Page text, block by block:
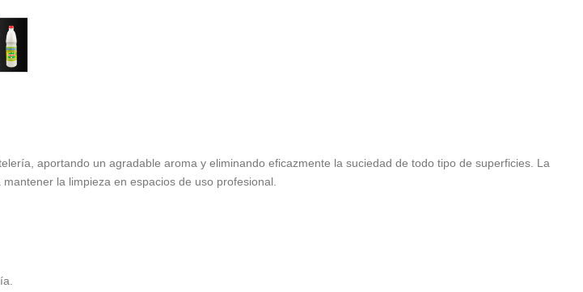
aportando un agradable aroma y eliminando eficazmente la suciedad de todo tipo de superficies. La
la limpieza en espacios de uso profesional.